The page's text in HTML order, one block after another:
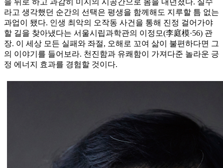
을 뒤로 하고 과감히 미지의 시공간으로 몸을 내던졌다. 실수
라고 생각했던 순간의 선택은 평생을 함께해도 지루할 틈 없는
과업이 됐다. 인생 최악의 오작동 사건을 통해 진정 걸어가야
할 길을 찾아냈다는 서울시립과학관의 이정모(李庭模·56) 관
장. 이 세상 모든 실패와 좌절, 오해로 꼬여 삶이 불편하다면 그
의 이야기를 들어보라. 천진함과 유쾌함이 가져다준 놀라운 긍
정 에너지 효과를 경험할 것이다.